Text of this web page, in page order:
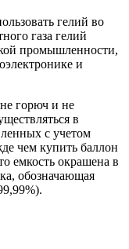
гелий во
газа гелий
промышленности,
и
горюч и не
в
с учетом
чем купить баллон
емкость окрашена в
обозначающая